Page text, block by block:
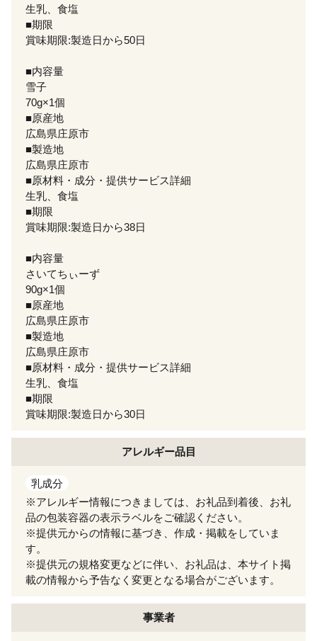
生乳、食塩
■期限
賞味期限:製造日から50日
■内容量
雪子
70g×1個
■原産地
広島県庄原市
■製造地
広島県庄原市
■原材料・成分・提供サービス詳細
生乳、食塩
■期限
賞味期限:製造日から38日
■内容量
さいてちぃーず
90g×1個
■原産地
広島県庄原市
■製造地
広島県庄原市
■原材料・成分・提供サービス詳細
生乳、食塩
■期限
賞味期限:製造日から30日
アレルギー品目
乳成分
※アレルギー情報につきましては、お礼品到着後、お礼
品の包装容器の表示ラベルをご確認ください。
※提供元からの情報に基づき、作成・掲載をしていま
す。
※提供元の規格変更などに伴い、お礼品は、本サイト掲
載の情報から予告なく変更となる場合がございます。
事業者